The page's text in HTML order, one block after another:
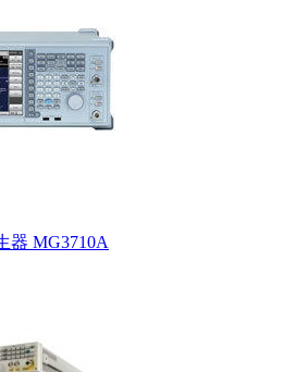
器 MG3710A